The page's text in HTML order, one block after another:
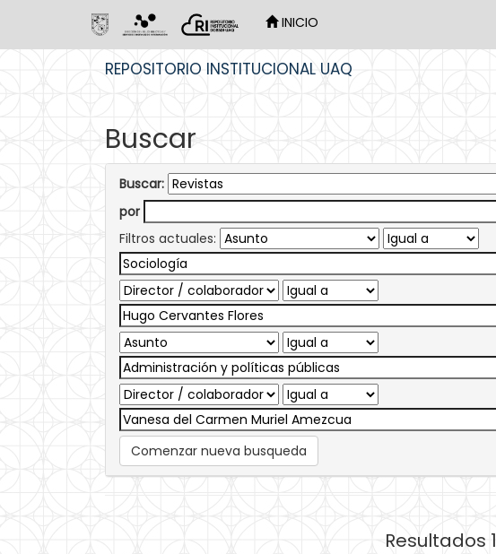
INICIO
REPOSITORIO INSTITUCIONAL UAQ
Buscar
Buscar:
por
Filtros actuales:
Comenzar nueva busqueda
Resultados